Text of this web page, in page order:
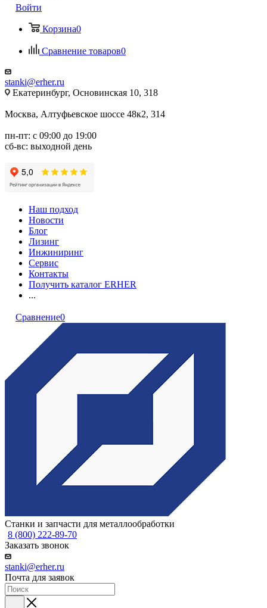
Войти
Корзина0
Сравнение товаров0
stanki@erher.ru
Екатеринбург, Основинская 10, 318
Москва, Алтуфьевское шоссе 48к2, 314
пн-пт: с 09:00 до 19:00
сб-вс: выходной день
Наш подход
Новости
Блог
Лизинг
Инжиниринг
Сервис
Контакты
Получить каталог ERHER
...
Сравнение0
Станки и запчасти для металлообработки
8 (800) 222-89-70
Заказать звонок
stanki@erher.ru
Почта для заявок